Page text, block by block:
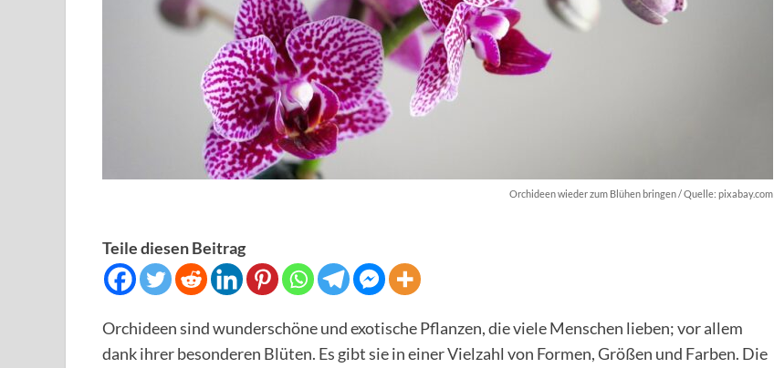
Orchideen wieder zum Blühen bringen / Quelle: pixabay.com
Teile diesen Beitrag
Orchideen sind wunderschöne und exotische Pflanzen, die viele Menschen lieben; vor allem
dank ihrer besonderen Blüten. Es gibt sie in einer Vielzahl von Formen, Größen und Farben. Die